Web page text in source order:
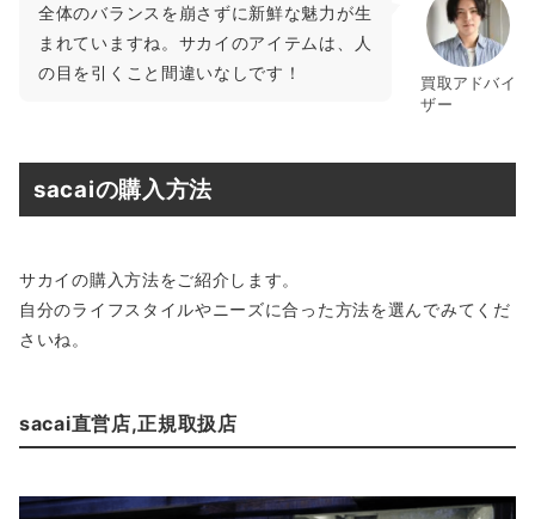
買取アドバイ
ザー
全体のバランスを崩さずに新鮮な魅力が生
まれていますね。サカイのアイテムは、人
の目を引くこと間違いなしです！
sacaiの購入方法
サカイの購入方法をご紹介します。
自分のライフスタイルやニーズに合った方法を選んでみてくだ
さいね。
sacai直営店,正規取扱店